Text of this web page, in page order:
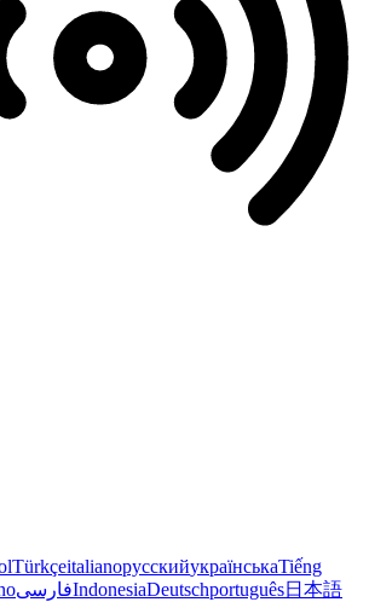
TürkçeitalianoрусскийукраїнськаTiếng
فارسیIndonesiaDeutschportuguês日本語